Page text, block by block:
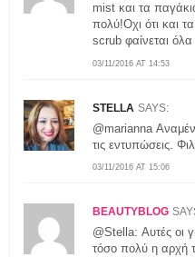
03/11/2016 AT 14:53
mist και τα
πολύ!Οχι ότι και
scrub φαίνεται
STELLA SAYS:
03/11/2016 AT 15:06
@marianna
τις εντυπώσεις.
BEAUTYBLOG
@Stella: Αυτές οι
τόσο πολύ η αρχή